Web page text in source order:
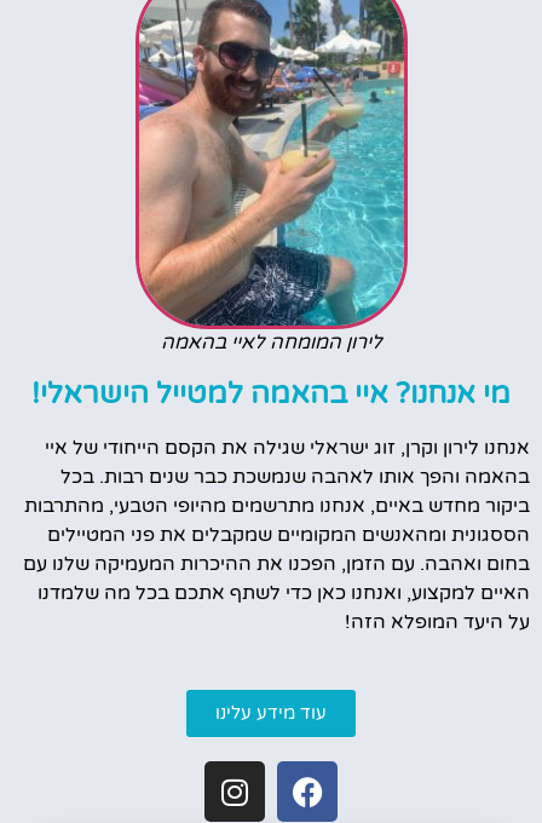
לירון המומחה לאיי בהאמה
מי אנחנו? איי בהאמה למטייל הישראלי!
אנחנו לירון וקרן, זוג ישראלי שגילה את הקסם הייחודי של איי
בהאמה והפך אותו לאהבה שנמשכת כבר שנים רבות. בכל
ביקור מחדש באיים, אנחנו מתרשמים מהיופי הטבעי, מהתרבות
הססגונית ומהאנשים המקומיים שמקבלים את פני המטיילים
בחום ואהבה. עם הזמן, הפכנו את ההיכרות המעמיקה שלנו עם
האיים למקצוע, ואנחנו כאן כדי לשתף אתכם בכל מה שלמדנו
על היעד המופלא הזה!
עוד מידע עלינו